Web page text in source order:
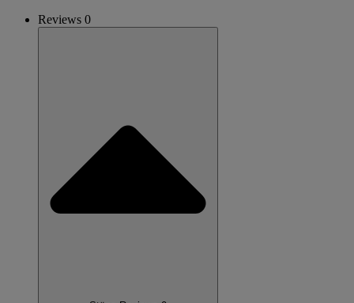
Reviews 0